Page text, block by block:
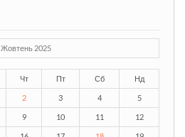
Жовтень 2025
Чт Пт Сб Нд
2 3 4 5
9 10 11 12